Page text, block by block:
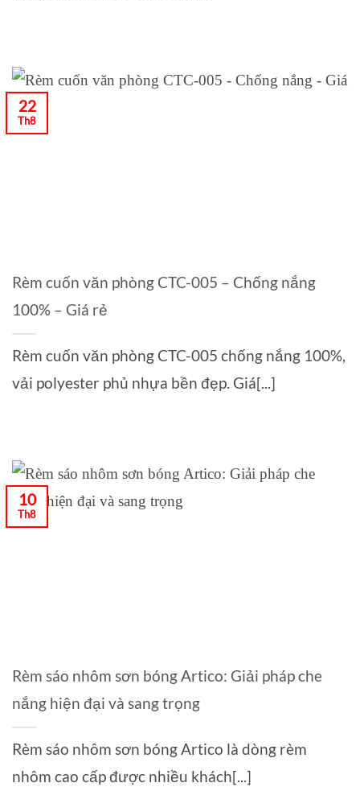
Rèm cuốn văn phòng CTC-005 – Chống nắng
100% – Giá rẻ
Rèm cuốn văn phòng CTC-005 chống nắng 100%,
vải polyester phủ nhựa bền đẹp. Giá[...]
22
Th8
Rèm sáo nhôm sơn bóng Artico: Giải pháp che
nắng hiện đại và sang trọng
Rèm sáo nhôm sơn bóng Artico là dòng rèm
nhôm cao cấp được nhiều khách[...]
10
Th8